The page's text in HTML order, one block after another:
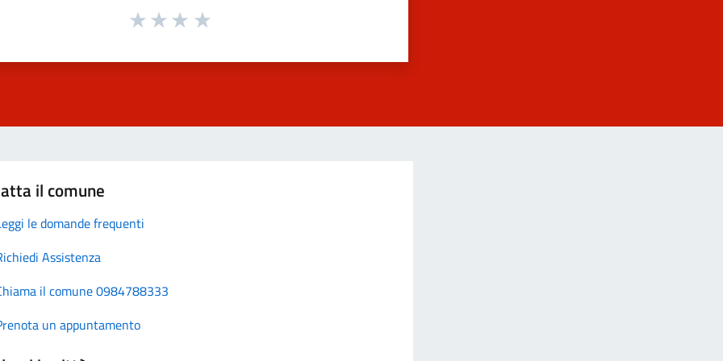
il comune
le domande frequenti
Assistenza
il comune 0984788333
un appuntamento